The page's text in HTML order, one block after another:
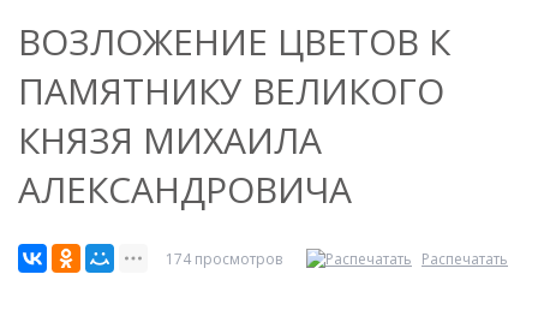
ВОЗЛОЖЕНИЕ ЦВЕТОВ К
ПАМЯТНИКУ ВЕЛИКОГО
КНЯЗЯ МИХАИЛА
АЛЕКСАНДРОВИЧА
174 просмотров Распечатать